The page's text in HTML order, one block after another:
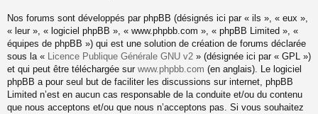
Nos forums sont développés par phpBB (désignés ici par « ils », « eux »,
« leur », « logiciel phpBB », « www.phpbb.com », « phpBB Limited », «
équipes de phpBB ») qui est une solution de création de forums déclarée
sous la « Licence Publique Générale GNU v2 » (désignée ici par « GPL »)
et qui peut être téléchargée sur www.phpbb.com (en anglais). Le logiciel
phpBB a pour seul but de faciliter les discussions sur internet, phpBB
Limited n’est en aucun cas responsable de la conduite et/ou du contenu
que nous acceptons et/ou que nous n’acceptons pas. Si vous souhaitez